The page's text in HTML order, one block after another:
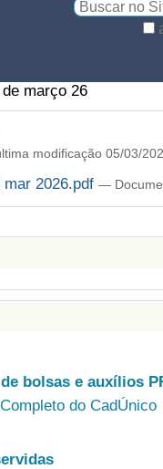
março 26
modificação05/03/
2026.pdf —
bolsas e auxílios
do CadÚnico